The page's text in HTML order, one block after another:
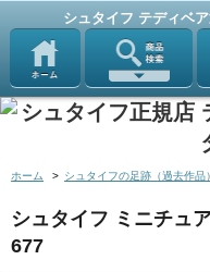
シュタイフ テディベ
ホーム > シュタイフの足跡（過去作品）
シュタイフ ミニチュ
677